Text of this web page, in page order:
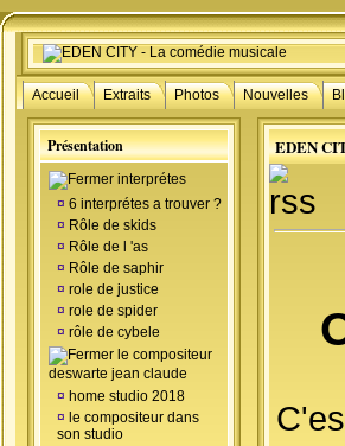
Accueil Extraits Photos Nouvelles
Présentation
interprétes
¤ 6 interprétes a trouver ?
¤ Rôle de skids
¤ Rôle de l 'as
¤ Rôle de saphir
¤ role de justice
¤ role de spider
¤ rôle de cybele
le compositeur
deswarte jean claude
¤ home studio 2018
¤ le compositeur dans
son studio
EDEN